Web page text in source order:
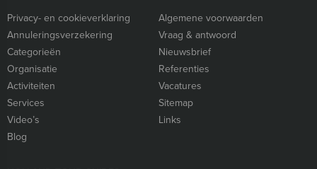
Privacy- en cookieverklaring
Algemene voorwaarden
Annuleringsverzekering
Vraag & antwoord
Categorieën
Nieuwsbrief
Organisatie
Referenties
Activiteiten
Vacatures
Services
Sitemap
Video’s
Links
Blog